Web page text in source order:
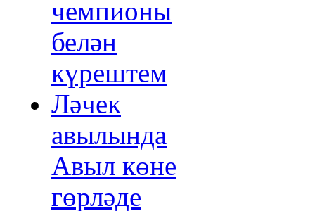
чемпионы
белән
күрештем
Ләчек
авылында
Авыл көне
гөрләде